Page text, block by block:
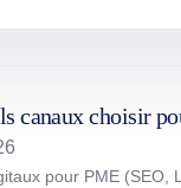
canaux choisir
pour PME